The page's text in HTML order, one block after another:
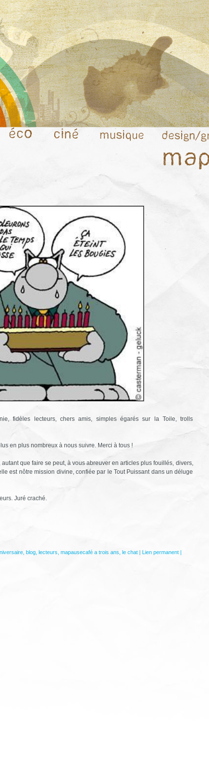
fidèles lecteurs, chers amis, simples égarés sur la Toile, trolls
en plus nombreux à nous suivre. Merci à tous !
que faire se peut, à vous abreuver en articles plus fouillés, divers,
est nôtre mission divine, confiée par le Tout Puissant dans un déluge
Juré craché.
, blog, lecteurs mapausecafé a trois ans le chat| Lien permanent|